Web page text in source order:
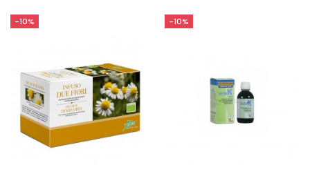
-10% -10%